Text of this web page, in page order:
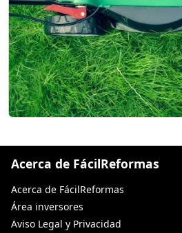
Acerca de FácilReformas
Acerca de FácilReformas
Área inversores
Aviso Legal y Privacidad